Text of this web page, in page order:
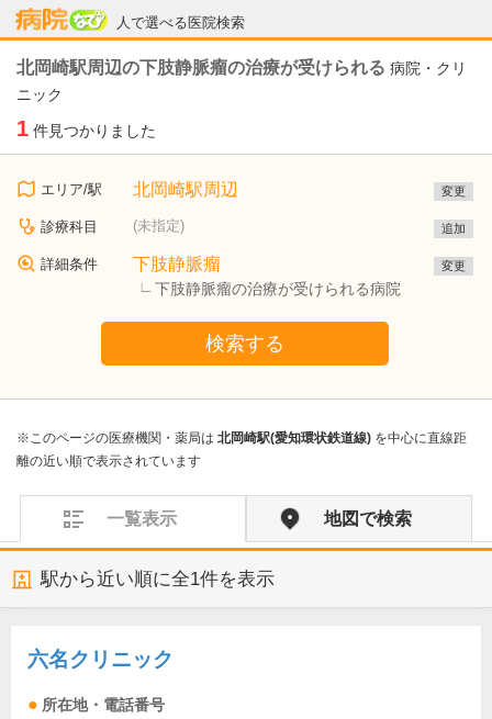
人で選べる医院検索
病院なび
北岡崎駅周辺の下肢静脈瘤の治療が受けられる 病院・クリ
ニック
1 件見つかりました
エリア/駅 北岡崎駅周辺 変更
診療科目 (未指定) 追加
詳細条件 下肢静脈瘤
下肢静脈瘤の治療が受けられる病院
変更
検索する
※このページの医療機関・薬局は 北岡崎駅(愛知環状鉄道線) を中心に直線距
離の近い順で表示されています
一覧表示 地図で検索
駅から近い順に全1件を表示
六名クリニック
所在地・電話番号